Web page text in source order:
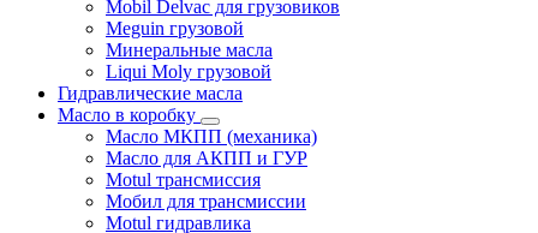
Mobil Delvac для грузовиков
Meguin грузовой
Минеральные масла
Liqui Moly грузовой
Гидравлические масла
Масло в коробку
Масло МКПП (механика)
Масло для АКПП и ГУР
Motul трансмиссия
Мобил для трансмиссии
Motul гидравлика